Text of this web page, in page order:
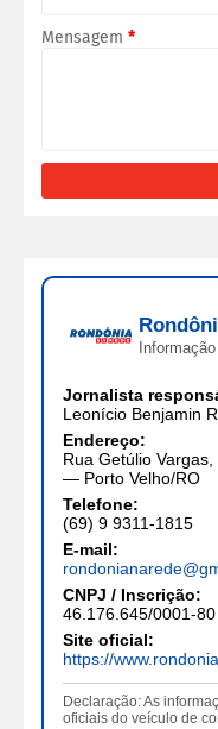
Mensagem *
Jornalista
Leonício Benjamin
Endereço:
Rua Getúlio
— Porto Velho/RO
Telefone:
(69) 9 9311-1815
E-mail:
CNPJ / Inscrição:
46.176.645/0001-80
Site oficial:
https://
Declaração: As
oficiais do veículo de